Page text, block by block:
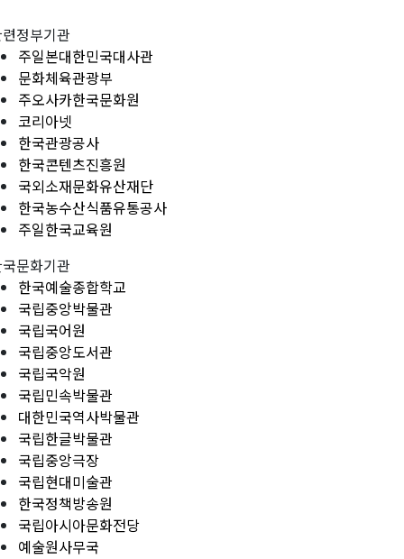
정부기관
주일본대한민국대사관
문화체육관광부
주오사카한국문화원
코리아넷
한국관광공사
한국콘텐츠진흥원
국외소재문화유산재단
한국농수산식품유통공사
주일한국교육원
문화기관
한국예술종합학교
국립중앙박물관
국립국어원
국립중앙도서관
국립국악원
국립민속박물관
대한민국역사박물관
국립한글박물관
국립중앙극장
국립현대미술관
한국정책방송원
국립아시아문화전당
예술원사무국